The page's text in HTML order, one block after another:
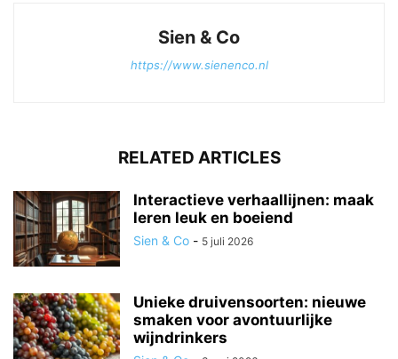
Sien & Co
https://www.sienenco.nl
RELATED ARTICLES
Interactieve verhaallijnen: maak
leren leuk en boeiend
Sien & Co - 5 juli 2026
Unieke druivensoorten: nieuwe
smaken voor avontuurlijke
wijndrinkers